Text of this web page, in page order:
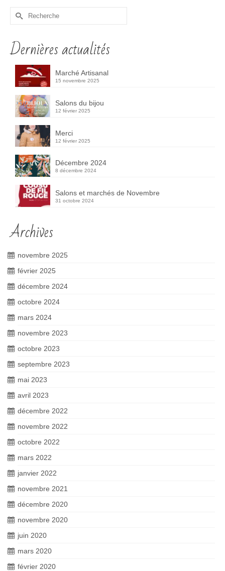
Rechercher :
Dernières actualités
Marché Artisanal
15 novembre 2025
Salons du bijou
12 février 2025
Merci
12 février 2025
Décembre 2024
8 décembre 2024
Salons et marchés de Novembre
31 octobre 2024
Archives
novembre 2025
février 2025
décembre 2024
octobre 2024
mars 2024
novembre 2023
octobre 2023
septembre 2023
mai 2023
avril 2023
décembre 2022
novembre 2022
octobre 2022
mars 2022
janvier 2022
novembre 2021
décembre 2020
novembre 2020
juin 2020
mars 2020
février 2020